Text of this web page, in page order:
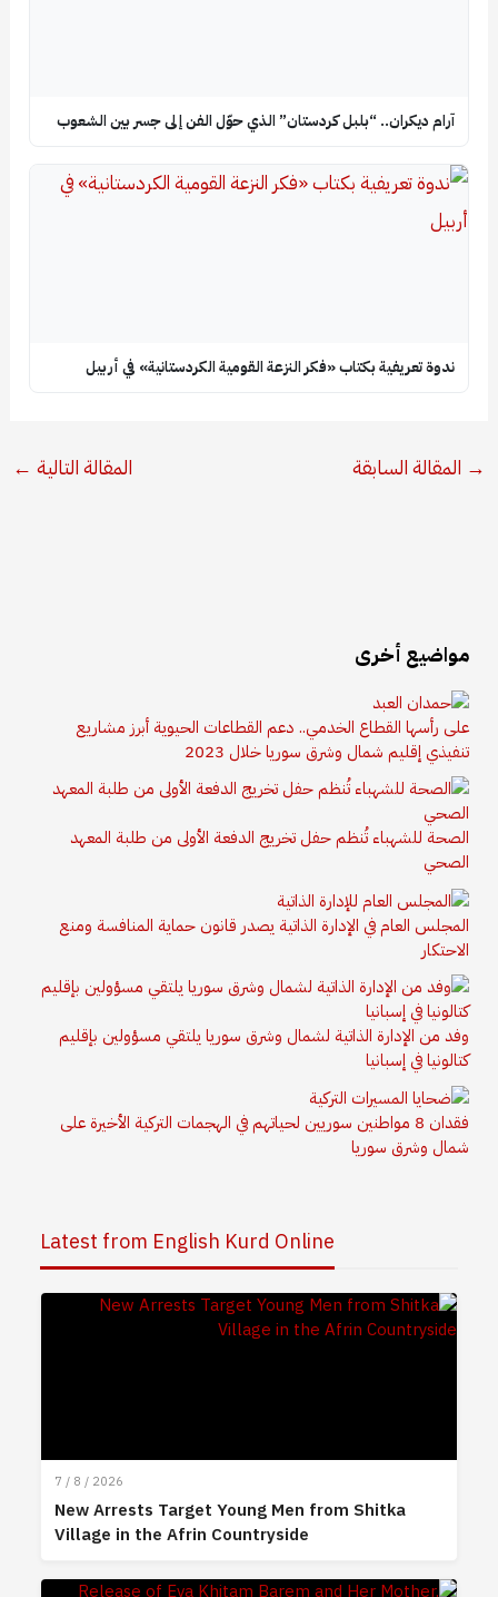
آرام ديكران.. “بلبل كردستان” الذي حوّل الفن إلى جسر بين الشعوب
ندوة تعريفية بكتاب «فكر النزعة القومية الكردستانية» في أربيل
→ المقالة السابقة المقالة التالية ←
مواضيع أخرى
على رأسها القطاع الخدمي.. دعم القطاعات الحيوية أبرز مشاريع
تنفيذي إقليم شمال وشرق سوريا خلال 2023
الصحة للشهباء تُنظم حفل تخريج الدفعة الأولى من طلبة المعهد
الصحي
المجلس العام في الإدارة الذاتية يصدر قانون حماية المنافسة ومنع
الاحتكار
وفد من الإدارة الذاتية لشمال وشرق سوريا يلتقي مسؤولين بإقليم
كتالونيا في إسبانيا
فقدان 8 مواطنين سوريين لحياتهم في الهجمات التركية الأخيرة على
شمال وشرق سوريا
Latest from English Kurd Online
7 / 8 / 2026
New Arrests Target Young Men from Shitka
Village in the Afrin Countryside